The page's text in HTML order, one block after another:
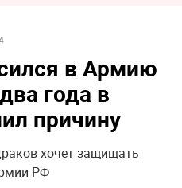
в Армию
года в
причину
хочет защищать
РФ